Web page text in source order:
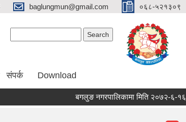
baglungmun@gmail.com ०६८-५२१३०९
संपर्क Download
बगलुङ नगरपालिकामा मिति २०७२-६-१६ गते